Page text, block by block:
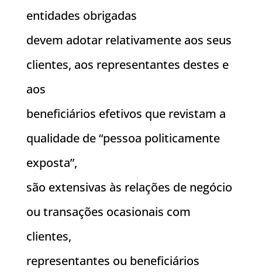
entidades obrigadas
devem adotar relativamente aos seus
clientes, aos representantes destes e
aos
beneficiários efetivos que revistam a
qualidade de “pessoa politicamente
exposta”,
são extensivas às relações de negócio
ou transações ocasionais com
clientes,
representantes ou beneficiários